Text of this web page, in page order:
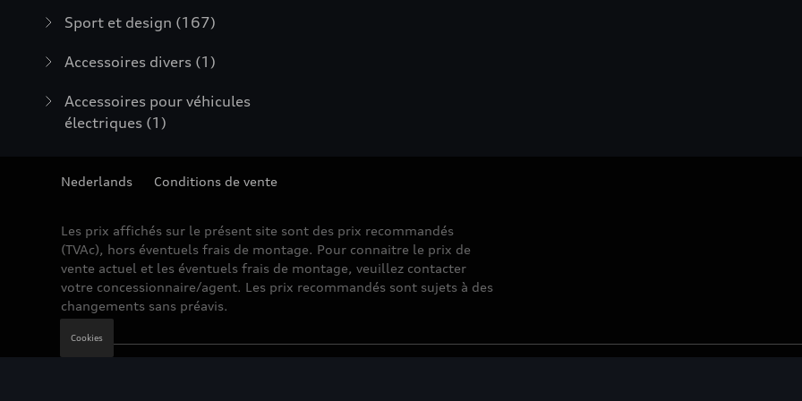
Sport et design (167)
Accessoires divers (1)
Accessoires pour véhicules
électriques (1)
Nederlands Conditions de vente
Les prix affichés sur le présent site sont des prix recommandés
(TVAc), hors éventuels frais de montage. Pour connaitre le prix de
vente actuel et les éventuels frais de montage, veuillez contacter
votre concessionnaire/agent. Les prix recommandés sont sujets à des
changements sans préavis.
Cookies